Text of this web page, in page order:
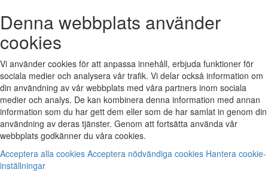
Denna webbplats använder
cookies
Vi använder cookies för att anpassa innehåll, erbjuda funktioner för
sociala medier och analysera vår trafik. Vi delar också information om
din användning av vår webbplats med våra partners inom sociala
medier och analys. De kan kombinera denna information med annan
information som du har gett dem eller som de har samlat in genom din
användning av deras tjänster. Genom att fortsätta använda vår
webbplats godkänner du våra cookies.
Acceptera alla cookies Acceptera nödvändiga cookies Hantera cookie-
inställningar